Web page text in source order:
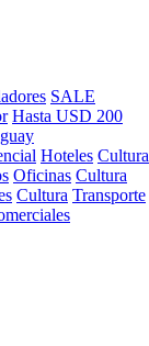
SALE
Hasta USD 200
Hoteles Cultura
Oficinas Cultura
Cultura Transporte